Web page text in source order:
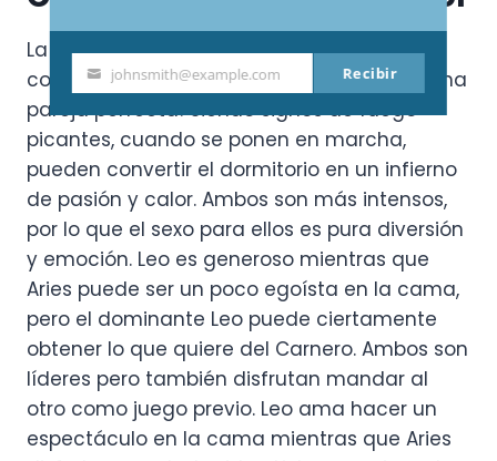
La compatibilidad amorosa zodiacal es
compleja... ¡Descubre si tú y tu pareja son una
pareja perfecta! Siendo signos de fuego
picantes, cuando se ponen en marcha,
pueden convertir el dormitorio en un infierno
de pasión y calor. Ambos son más intensos,
por lo que el sexo para ellos es pura diversión
y emoción. Leo es generoso mientras que
Aries puede ser un poco egoísta en la cama,
pero el dominante Leo puede ciertamente
obtener lo que quiere del Carnero. Ambos son
líderes pero también disfrutan mandar al
otro como juego previo. Leo ama hacer un
espectáculo en la cama mientras que Aries
Your
email
johnsmith@example.com Recibir